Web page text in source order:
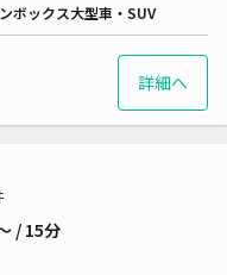
ボックス大型車・SUV
詳細へ
/ 15分